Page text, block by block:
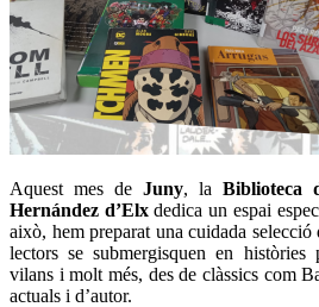
Aquest mes de Juny, la Biblioteca
Hernández d’Elxdedica un espai
això, hem preparat una cuidada selecció
lectors se submergisquen en històries
vilans i molt més, des de clàssics com
actuals i d’autor.